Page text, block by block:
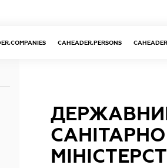
CAHEADER.PERSONS